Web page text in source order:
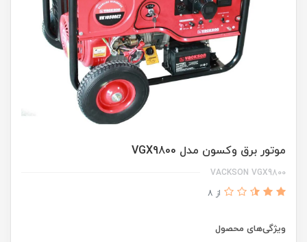
موتور برق وکسون مدل VGX9800
VACKSON VGX9800
از 8
ویژگی‌های محصول